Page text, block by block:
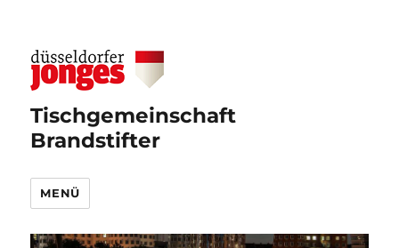
Tischgemeinschaft
Brandstifter
MENÜ